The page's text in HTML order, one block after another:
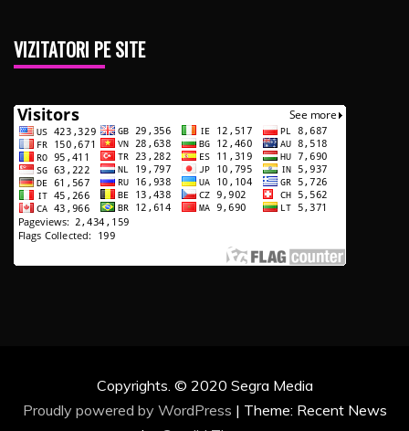
VIZITATORI PE SITE
Copyrights. © 2020 Segra Media
Proudly powered by WordPress | Theme: Recent News